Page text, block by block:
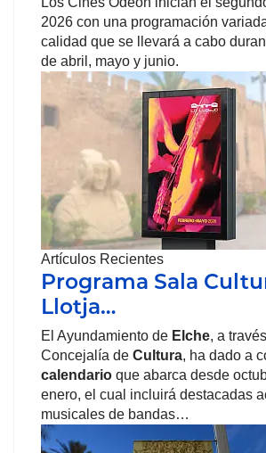
2026 con una programación
calidad que se llevará a cabo
de abril, mayo y junio.
Artículos Recientes
Programa Sala
Llotja…
El Ayundamiento de Elche, a
Concejalía de Cultura, ha dado a
calendario que abarca desde
enero, el cual incluirá destacadas
musicales de bandas…